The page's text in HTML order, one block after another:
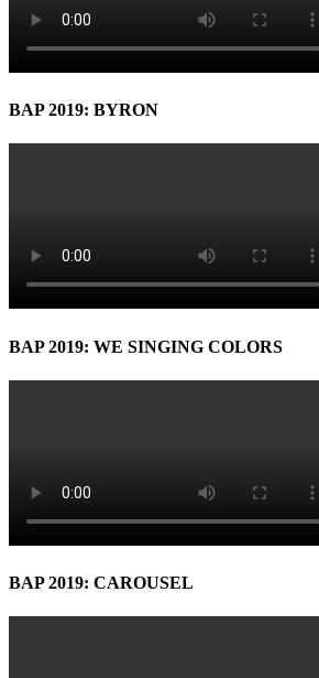
BAP 2019: BYRON
BAP 2019: WE SINGING COLORS
BAP 2019: CAROUSEL